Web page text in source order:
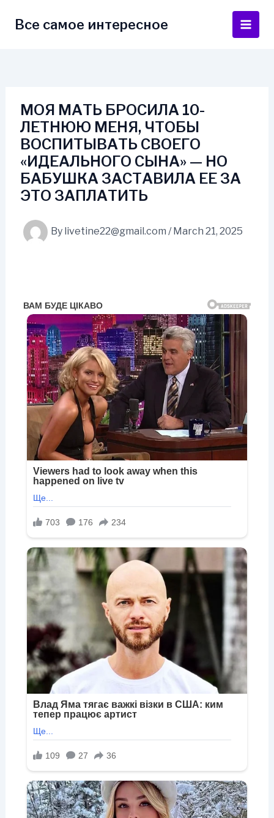
Все самое интересное
Main
МОЯ МАТЬ БРОСИЛА 10-
ЛЕТНЮЮ МЕНЯ, ЧТОБЫ
ВОСПИТЫВАТЬ СВОЕГО
«ИДЕАЛЬНОГО СЫНА» — НО
БАБУШКА ЗАСТАВИЛА ЕЕ ЗА
ЭТО ЗАПЛАТИТЬ
By livetine22@gmail.com / March 21, 2025